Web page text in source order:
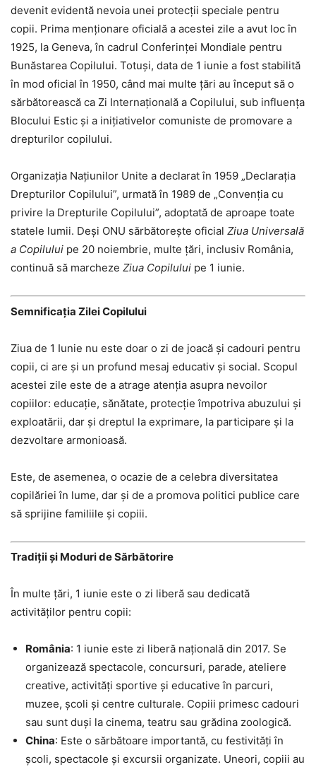
devenit evidentă nevoia unei protecții speciale pentru
copii. Prima menționare oficială a acestei zile a avut loc în
1925, la Geneva, în cadrul Conferinței Mondiale pentru
Bunăstarea Copilului. Totuși, data de 1 iunie a fost stabilită
în mod oficial în 1950, când mai multe țări au început să o
sărbătorească ca Zi Internațională a Copilului, sub influența
Blocului Estic și a inițiativelor comuniste de promovare a
drepturilor copilului.
Organizația Națiunilor Unite a declarat în 1959 „Declarația
Drepturilor Copilului”, urmată în 1989 de „Convenția cu
privire la Drepturile Copilului”, adoptată de aproape toate
statele lumii. Deși ONU sărbătorește oficial Ziua Universală
a Copilului pe 20 noiembrie, multe țări, inclusiv România,
continuă să marcheze Ziua Copilului pe 1 iunie.
Semnificația Zilei Copilului
Ziua de 1 Iunie nu este doar o zi de joacă și cadouri pentru
copii, ci are și un profund mesaj educativ și social. Scopul
acestei zile este de a atrage atenția asupra nevoilor
copiilor: educație, sănătate, protecție împotriva abuzului și
exploatării, dar și dreptul la exprimare, la participare și la
dezvoltare armonioasă.
Este, de asemenea, o ocazie de a celebra diversitatea
copilăriei în lume, dar și de a promova politici publice care
să sprijine familiile și copiii.
Tradiții și Moduri de Sărbătorire
În multe țări, 1 iunie este o zi liberă sau dedicată
activităților pentru copii:
România: 1 iunie este zi liberă națională din 2017. Se
organizează spectacole, concursuri, parade, ateliere
creative, activități sportive și educative în parcuri,
muzee, școli și centre culturale. Copiii primesc cadouri
sau sunt duși la cinema, teatru sau grădina zoologică.
China: Este o sărbătoare importantă, cu festivități în
școli, spectacole și excursii organizate. Uneori, copiii au